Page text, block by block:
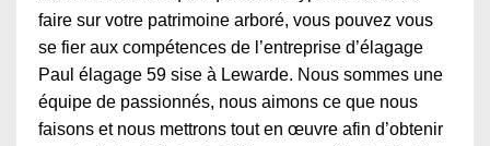
faire sur votre patrimoine arboré, vous pouvez vous
se fier aux compétences de l’entreprise d’élagage
Paul élagage 59 sise à Lewarde. Nous sommes une
équipe de passionnés, nous aimons ce que nous
faisons et nous mettrons tout en œuvre afin d’obtenir